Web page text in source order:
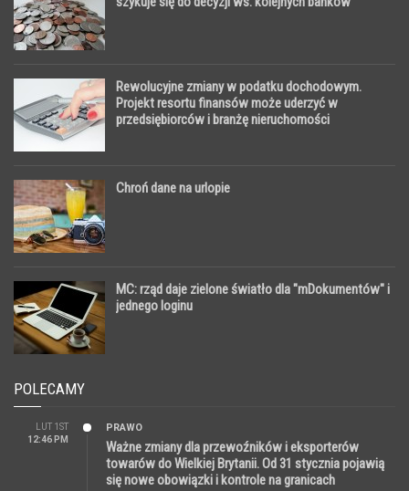
Rewolucyjne zmiany w podatku dochodowym.
Projekt resortu finansów może uderzyć w
przedsiębiorców i branżę nieruchomości
Chroń dane na urlopie
MC: rząd daje zielone światło dla "mDokumentów" i
jednego loginu
POLECAMY
LUT 1ST
12:46 PM
PRAWO
Ważne zmiany dla przewoźników i eksporterów
towarów do Wielkiej Brytanii. Od 31 stycznia pojawią
się nowe obowiązki i kontrole na granicach